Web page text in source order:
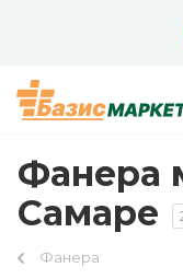
Фанера
Самаре
Фанера